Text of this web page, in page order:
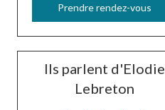
Prendre rendez-vous
Ils parlent d'Elodie
Lebreton